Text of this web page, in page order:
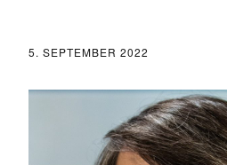
5. SEPTEMBER 2022